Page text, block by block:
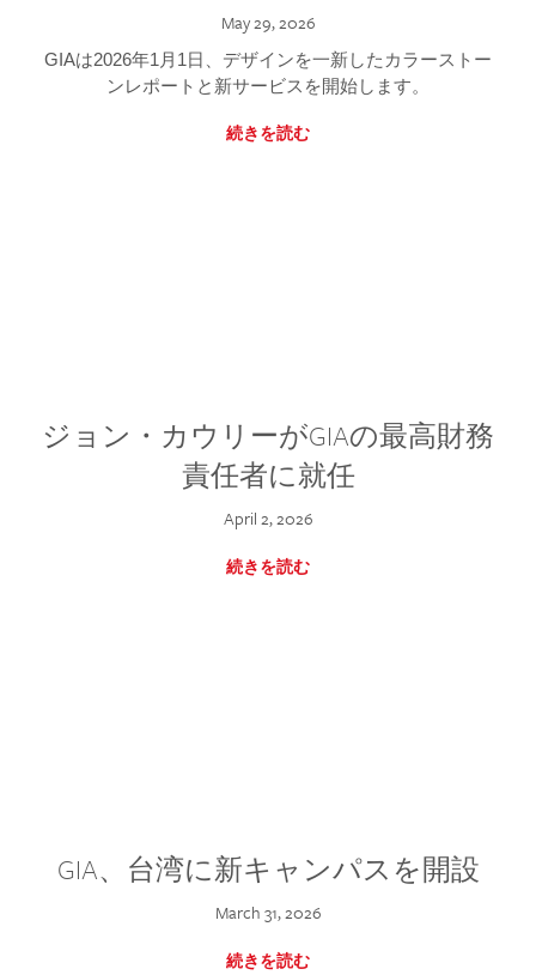
May 29, 2026
GIAは2026年1月1日、デザインを一新したカラーストー
ンレポートと新サービスを開始します。
続きを読む
ジョン・カウリーがGIAの最高財務
責任者に就任
April 2, 2026
続きを読む
GIA、台湾に新キャンパスを開設
March 31, 2026
続きを読む